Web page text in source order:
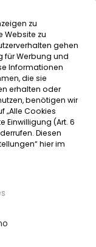
MENÜ
zu
Website zu
gehen
für Werbung und
Informationen
die sie
erhalten oder
benötigen wir
„Alle Cookies
Einwilligung (Art. 6
Diesen
hier im